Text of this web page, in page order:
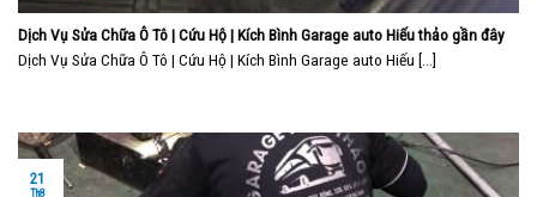
Dịch Vụ Sửa Chữa Ô Tô | Cứu Hộ | Kích Bình Garage auto Hiếu thảo gần đây
Dịch Vụ Sửa Chữa Ô Tô | Cứu Hộ | Kích Bình Garage auto Hiếu [...]
21
Th8